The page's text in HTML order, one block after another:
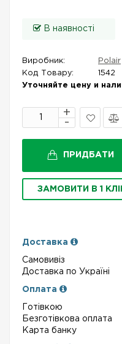
В наявності
Виробник:
Polair
Код Товару:
1542
Уточняйте цену и
закладки
ПРИДБАТИ
ЗАМОВИТИ В 1
Доставка
Самовивіз
Доставка по Україні
Оплата
Готівкою
Безготівкова оплата
Карта банку